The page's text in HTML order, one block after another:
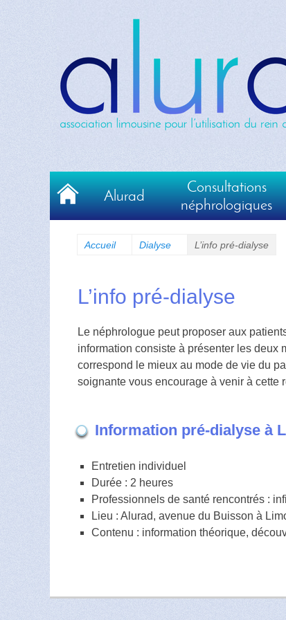
Premier menu
au
Alurad
Consultations
néphrologiques
Accueil Dialyse L’info pré-dialyse
L’info pré-dialyse
Le néphrologue peut proposer aux
information consiste à présenter les deux
correspond le mieux au mode de vie du
soignante vous encourage à venir à cette
Information pré-dialyse à
Entretien individuel
Durée : 2 heures
Professionnels de santé rencontrés :
Lieu : Alurad, avenue du Buisson à
Contenu : information théorique,